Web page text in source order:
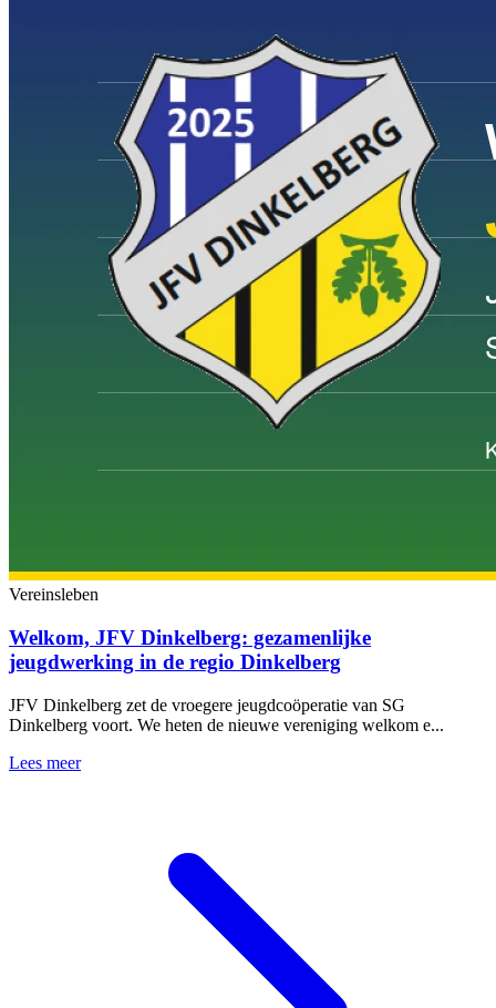
Vereinsleben
Welkom, JFV Dinkelberg: gezamenlijke
jeugdwerking in de regio Dinkelberg
JFV Dinkelberg zet de vroegere jeugdcoöperatie van SG
Dinkelberg voort. We heten de nieuwe vereniging welkom e...
Lees meer